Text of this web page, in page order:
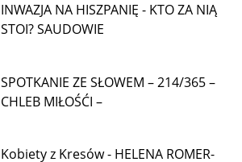
INWAZJA NA HISZPANIĘ - KTO ZA NIĄ
STOI? SAUDOWIE
SPOTKANIE ZE SŁOWEM – 214/365 –
CHLEB MIŁOŚĆI –
Kobiety z Kresów - HELENA ROMER-